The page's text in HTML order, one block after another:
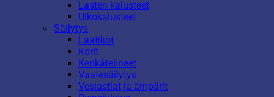
Lasten kalusteet
Ulkokalusteet
Säilytys
Laatikot
Korit
Kenkätelineet
Vaatesäilytys
Vesiastiat ja ämpärit